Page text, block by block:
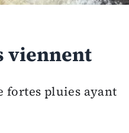
viennent
fortes pluies ayant